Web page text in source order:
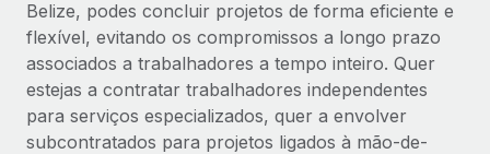
Belize, podes concluir projetos de forma eficiente e
flexível, evitando os compromissos a longo prazo
associados a trabalhadores a tempo inteiro. Quer
estejas a contratar trabalhadores independentes
para serviços especializados, quer a envolver
subcontratados para projetos ligados à mão-de-